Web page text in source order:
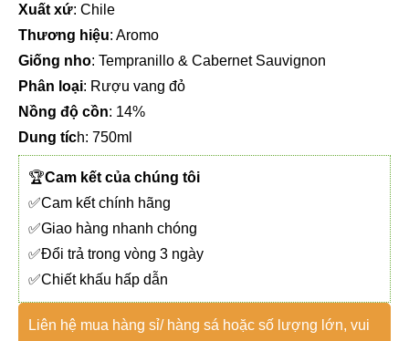
Xuất xứ: Chile
Thương hiệu: Aromo
Giống nho: Tempranillo & Cabernet Sauvignon
Phân loại: Rượu vang đỏ
Nồng độ cồn: 14%
Dung tích: 750ml
🏆Cam kết của chúng tôi
✅Cam kết chính hãng
✅Giao hàng nhanh chóng
✅Đổi trả trong vòng 3 ngày
✅Chiết khấu hấp dẫn
Liên hệ mua hàng sỉ/ hàng sá hoặc số lượng lớn, vui